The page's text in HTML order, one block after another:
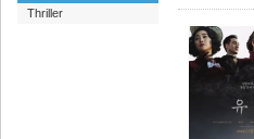
Thriller